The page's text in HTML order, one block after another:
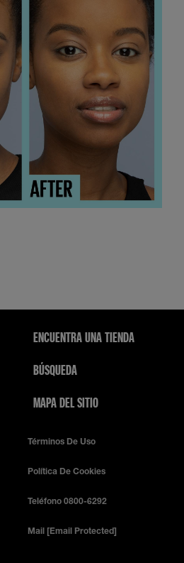
ENCUENTRA UNA TIENDA
BÚSQUEDA
MAPA DEL SITIO
Términos De Uso
Política De Cookies
Teléfono 0800-6292
Mail [email Protected]